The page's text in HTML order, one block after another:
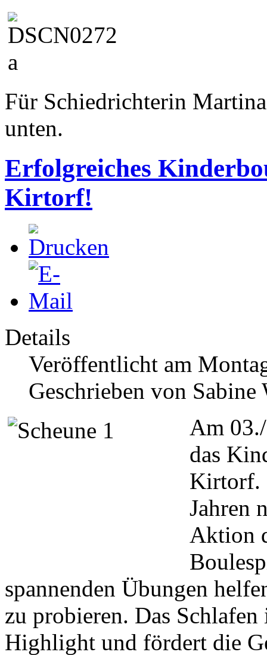
Für Schiedrichterin
unten.
Erfolgreiches
Kirtorf!
Details
Veröffentlicht am
Geschrieben von Sabine
Am
das
Kirtorf.
Jahren
Aktion
spannenden Übungen
zu probieren. Das Schlafen
Highlight und fördert die